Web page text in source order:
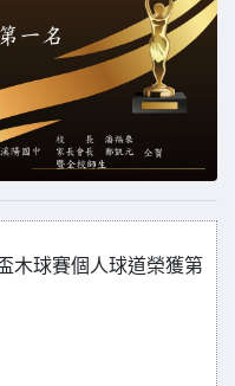
木球賽個人球道榮獲第